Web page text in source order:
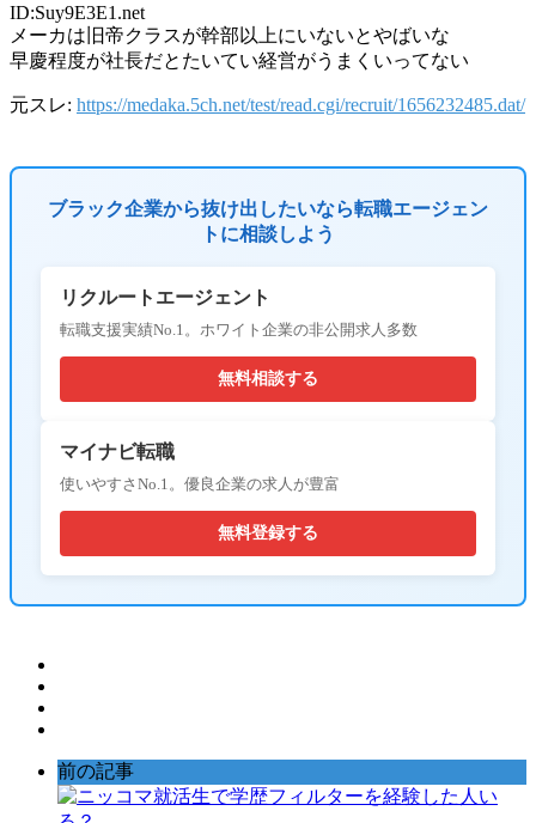
ID:Suy9E3E1.net
メーカは旧帝クラスが幹部以上にいないとやばいな
早慶程度が社長だとたいてい経営がうまくいってない
元スレ: https://medaka.5ch.net/test/read.cgi/recruit/1656232485.dat/
ブラック企業から抜け出したいなら転職エージェン
トに相談しよう
リクルートエージェント
転職支援実績No.1。ホワイト企業の非公開求人多数
無料相談する
マイナビ転職
使いやすさNo.1。優良企業の求人が豊富
無料登録する
前の記事